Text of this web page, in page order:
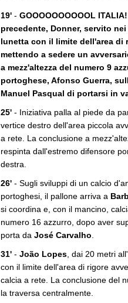
19' - GOOOOOOOOOOL
precedente, Donner, servito
lunetta con il limite dell'area di
mettendo a sedere un
a mezz'altezza del numero 9
portoghese, Afonso Guerra,
Manuel Pasqual di portarsi in
25' - Iniziativa palla al piede da
vertice destro dell'area piccola
a rete. La conclusione a
respinta dall'estremo difensore
destra.
26' - Sugli sviluppi di un calcio
portoghesi, il pallone arriva a
si coordina e, con il mancino,
numero 16 azzurro, dopo aver
porta da José Carvalho
31' - João Lopes , dai 20 metri
con il limite dell'area di rigore
calcia a rete. La conclusione del
la traversa centralmente.